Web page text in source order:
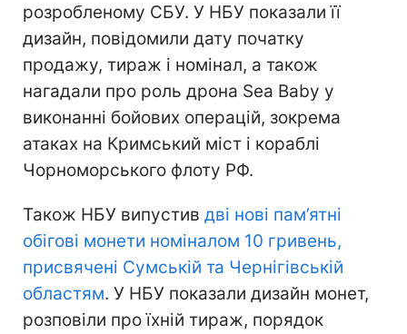
розробленому СБУ. У НБУ показали її
дизайн, повідомили дату початку
продажу, тираж і номінал, а також
нагадали про роль дрона Sea Baby у
виконанні бойових операцій, зокрема
атаках на Кримський міст і кораблі
Чорноморського флоту РФ.
Також НБУ випустив дві нові пам’ятні
обігові монети номіналом 10 гривень,
присвячені Сумській та Чернігівській
областям. У НБУ показали дизайн монет,
розповіли про їхній тираж, порядок